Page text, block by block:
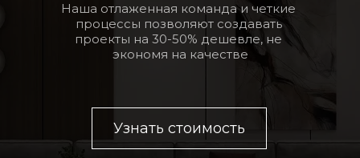
Наша отлаженная команда и четкие
процессы позволяют создавать
проекты на 30-50% дешевле, не
экономя на качестве
Узнать стоимость